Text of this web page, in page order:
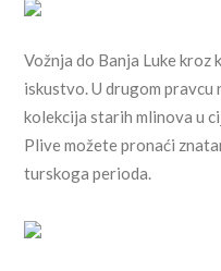
Vožnja do Banja Luke kroz
iskustvo. U drugom pravcu
kolekcija starih mlinova u
Plive možete pronaći
turskoga perioda.